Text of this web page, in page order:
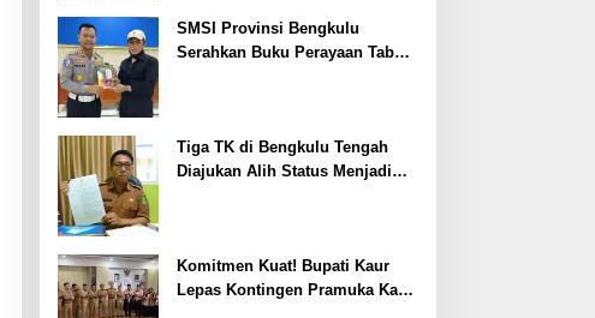
SMSI Provinsi Bengkulu
Serahkan Buku Perayaan Tabot
Tiga TK di Bengkulu Tengah
Diajukan Alih Status Menjadi
Komitmen Kuat! Bupati Kaur
Lepas Kontingen Pramuka Kaur